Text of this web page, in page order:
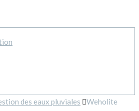
des eaux pluviales Weholite